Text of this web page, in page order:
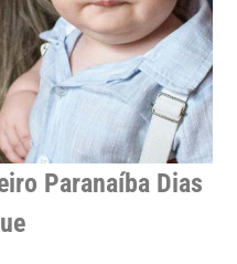
Paranaíba Dias